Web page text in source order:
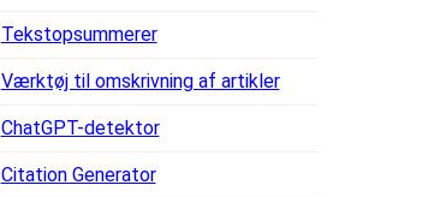
Tekstopsummerer
Værktøj til omskrivning af artikler
ChatGPT-detektor
Citation Generator